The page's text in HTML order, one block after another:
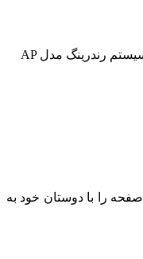
/ سیستم رندرینگ مدل AP
را با دوستان خود به